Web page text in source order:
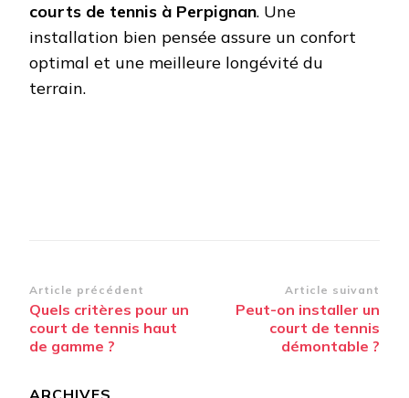
courts de tennis à Perpignan. Une
installation bien pensée assure un confort
optimal et une meilleure longévité du
terrain.
Navigation
d’article
Article précédent
Quels critères pour un
court de tennis haut
de gamme ?
Article suivant
Peut-on installer un
court de tennis
démontable ?